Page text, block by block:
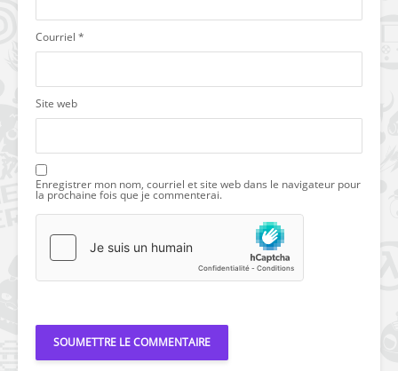
Courriel *
Site web
Enregistrer mon nom, courriel et site web dans le navigateur pour
la prochaine fois que je commenterai.